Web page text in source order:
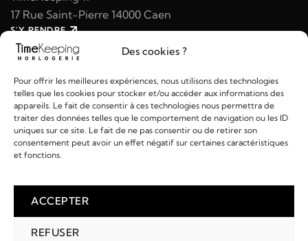
Des cookies ?
Pour offrir les meilleures expériences, nous utilisons des technologies
telles que les cookies pour stocker et/ou accéder aux informations des
appareils. Le fait de consentir à ces technologies nous permettra de
traiter des données telles que le comportement de navigation ou les ID
uniques sur ce site. Le fait de ne pas consentir ou de retirer son
consentement peut avoir un effet négatif sur certaines caractéristiques
et fonctions.
ACCEPTER
REFUSER
17 Rue Saint-Pierre 14000 Caen
S'Y RENDRE
02 31 47 49 97
contact@timekeeping.fr
Liens utiles
2026 © TIMEKEEPING - Réalisé par